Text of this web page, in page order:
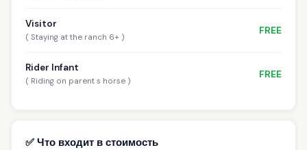
Visitor
( Staying at the ranch 6+ )
FREE
Rider Infant
( Riding on parent s horse )
FREE
✅ Что входит в стоимость